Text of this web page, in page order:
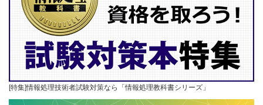
[特集]情報処理技術者試験対策なら「情報処理教科書シリーズ」